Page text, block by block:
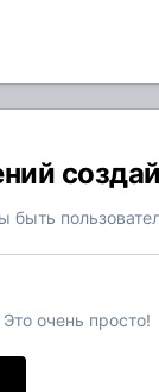
быть
очень просто!